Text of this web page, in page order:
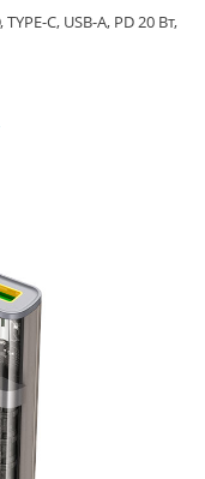
C, USB-A, PD 20 Вт,